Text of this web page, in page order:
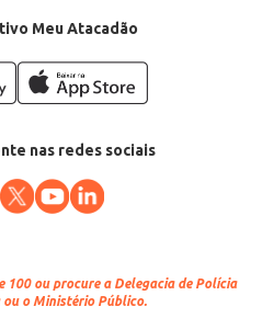
Meu Atacadão
nas redes sociais
100 ou procure a Delegacia de Polícia
o Ministério Público.